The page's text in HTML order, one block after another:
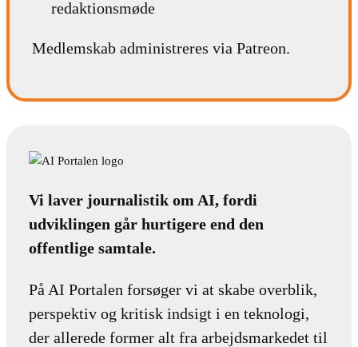
redaktionsmøde
Medlemskab administreres via Patreon.
Vi laver journalistik om AI, fordi
udviklingen går hurtigere end den
offentlige samtale.
På AI Portalen forsøger vi at skabe overblik,
perspektiv og kritisk indsigt i en teknologi,
der allerede former alt fra arbejdsmarkedet til